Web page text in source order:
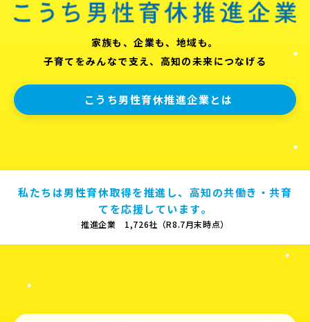
家族も、企業も、地域も。
子育てをみんなで支え、高知の未来につなげる
こうち男性育休推進企業とは
私たちは男性育休取得を推進し、高知の共働き・共育
てを応援しています。
推進企業 1,726社（R8.7月末時点）